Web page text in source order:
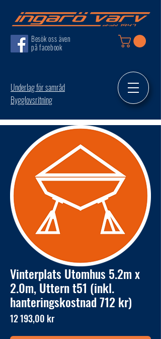
Besök oss även
på facebook
Underlag för samråd
Bygglovsritning
Vinterplats Utomhus 5.2m x
2.0m, Uttern t51 (inkl.
hanteringskostnad 712 kr)
12 193,00 krPris